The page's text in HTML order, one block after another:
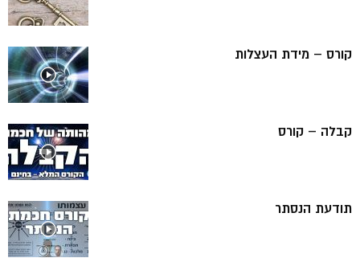
קורס – מידת העצלות
קבלה – קורס
תודעת הנסתר